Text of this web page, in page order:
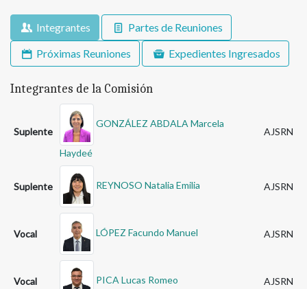
Integrantes
Partes de Reuniones
Próximas Reuniones
Expedientes Ingresados
Integrantes de la Comisión
Suplente
GONZÁLEZ ABDALA Marcela
Haydeé
AJSRN
Suplente REYNOSO Natalia Emilia AJSRN
Vocal LÓPEZ Facundo Manuel AJSRN
Vocal PICA Lucas Romeo AJSRN